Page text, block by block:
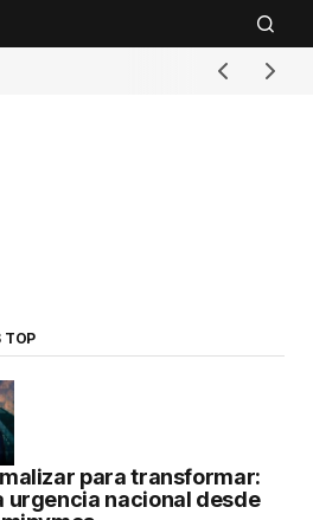
TOP
para transformar:
urgencia nacional desde